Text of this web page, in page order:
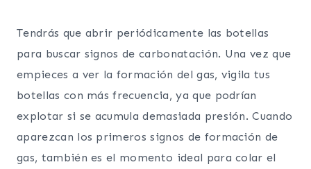
Tendrás que abrir periódicamente las botellas
para buscar signos de carbonatación. Una vez que
empieces a ver la formación del gas, vigila tus
botellas con más frecuencia, ya que podrían
explotar si se acumula demasiada presión. Cuando
aparezcan los primeros signos de formación de
gas, también es el momento ideal para colar el